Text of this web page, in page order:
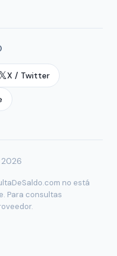
X / Twitter
no está
Para consultas